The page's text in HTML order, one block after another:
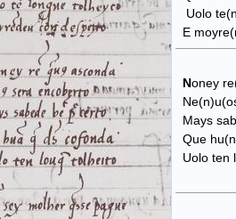
Uolo
E
Noney
Mays
Que
Uolo ten